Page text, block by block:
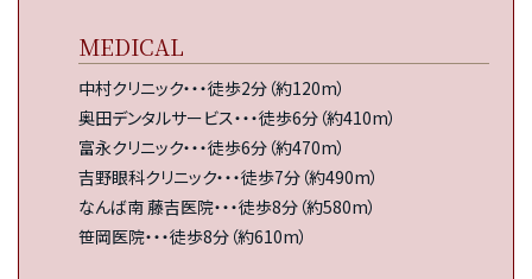
MEDICAL
中村クリニック・・・徒歩2分（約120m）
奥田デンタルサービス・・・徒歩6分（約410m）
富永クリニック・・・徒歩6分（約470m）
吉野眼科クリニック・・・徒歩7分（約490m）
なんば南 藤吉医院・・・徒歩8分（約580m）
笹岡医院・・・徒歩8分（約610m）